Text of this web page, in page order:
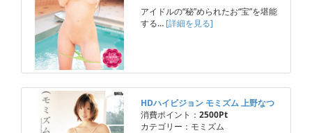
アイドルの“秘”められたお“宝”を堪能
する… [詳細を見る]
HDハイビジョン モミズム 上野なつ
消費ポイント： 2500Pt
カテゴリー：モミズム